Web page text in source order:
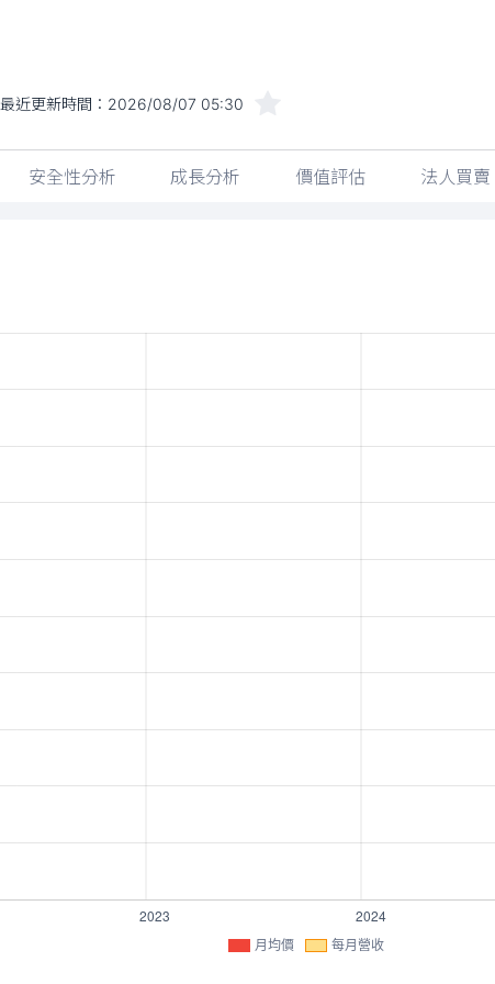
最近更新時間： 2026/08/07 05:30
安全性分析 成長分析 價值評估 法人買賣
月均價 每月營收